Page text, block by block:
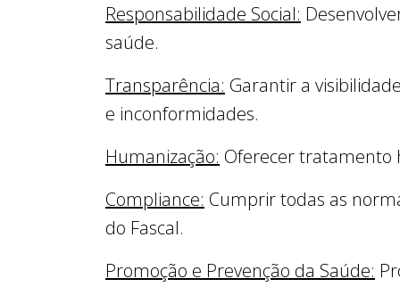
Responsabilidade Social:
saúde.
Transparência: Garantir a
e inconformidades.
Humanização: Oferecer tratamento
Compliance: Cumprir todas as
do Fascal.
Promoção e Prevenção da Saúde: